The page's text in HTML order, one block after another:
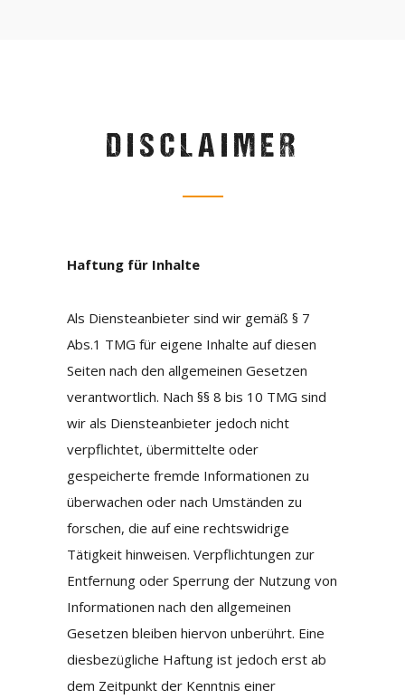
DISCLAIMER
Haftung für Inhalte
Als Diensteanbieter sind wir gemäß § 7
Abs.1 TMG für eigene Inhalte auf diesen
Seiten nach den allgemeinen Gesetzen
verantwortlich. Nach §§ 8 bis 10 TMG sind
wir als Diensteanbieter jedoch nicht
verpflichtet, übermittelte oder
gespeicherte fremde Informationen zu
überwachen oder nach Umständen zu
forschen, die auf eine rechtswidrige
Tätigkeit hinweisen. Verpflichtungen zur
Entfernung oder Sperrung der Nutzung von
Informationen nach den allgemeinen
Gesetzen bleiben hiervon unberührt. Eine
diesbezügliche Haftung ist jedoch erst ab
dem Zeitpunkt der Kenntnis einer